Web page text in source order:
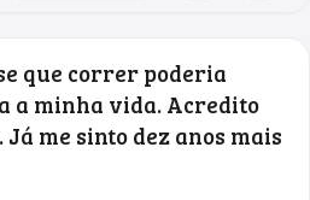
que correr poderia
a minha vida. Acredito
me sinto dez anos mais